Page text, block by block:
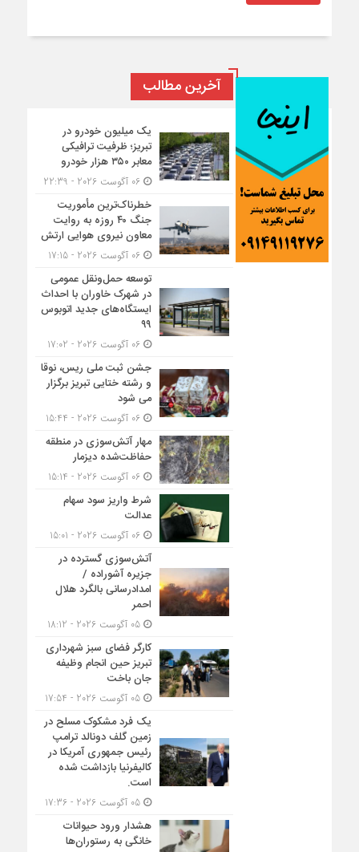
آخرین مطالب
یک میلیون خودرو در
تبریز؛ ظرفیت ترافیکی
معابر ۳۵۰ هزار خودرو
06 آگوست 2026 - 22:39
خطرناک‌ترین مأموریت
جنگ ۴۰ روزه به روایت
معاون نیروی هوایی ارتش
06 آگوست 2026 - 17:15
توسعه حمل‌ونقل عمومی
در شهرک خاوران با احداث
ایستگاه‌های جدید اتوبوس
۹۹
06 آگوست 2026 - 17:02
جشن ثبت ملی ریس، نوقا
و رشته ختایی تبریز برگزار
می شود
06 آگوست 2026 - 15:44
مهار آتش‌سوزی در منطقه
حفاظت‌شده دیزمار
06 آگوست 2026 - 15:14
شرط واریز سود سهام
عدالت
06 آگوست 2026 - 15:01
آتش‌سوزی گسترده در
جزیره آشوراده /
امدادرسانی بالگرد هلال
احمر
05 آگوست 2026 - 18:12
کارگر فضای سبز شهرداری
تبریز حین انجام وظیفه
جان باخت
05 آگوست 2026 - 17:54
یک فرد مشکوک مسلح در
زمین گلف دونالد ترامپ
رئیس جمهوری آمریکا در
کالیفرنیا بازداشت شده
است.
05 آگوست 2026 - 17:36
هشدار ورود حیوانات
خانگی به رستوران‌ها